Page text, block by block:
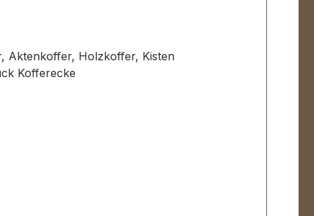
Aktenkoffer, Holzkoffer, Kisten
Kofferecke